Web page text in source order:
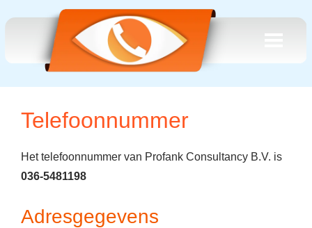
Telefoonnummer
Het telefoonnummer van Profank Consultancy B.V. is
036-5481198
Adresgegevens